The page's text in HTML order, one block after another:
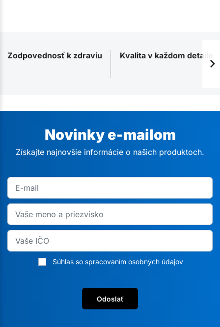
Zodpovednosť k zdraviu Kvalita v každom detaile
Novinky e-mailom
Získajte najnovšie informácie o našich produktoch.
Súhlas so spracovaním osobných údajov
Odoslať